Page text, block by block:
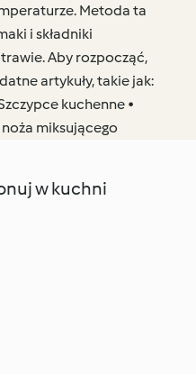
Metoda ta
i składniki
Aby rozpocząć,
artykuły, takie jak:
kuchenne •
miksującego
w kuchni